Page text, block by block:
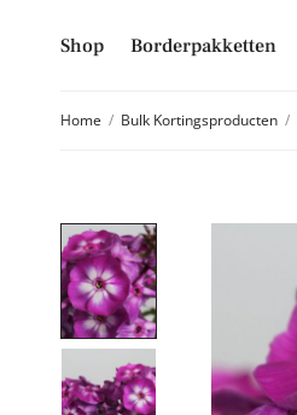
Shop Borderpakketten
Home / Bulk Kortingsproducten /